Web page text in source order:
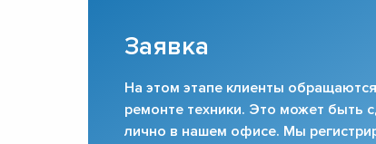
Заявка
На этом этапе клиенты
ремонте техники. Это может быть
лично в нашем офисе. Мы